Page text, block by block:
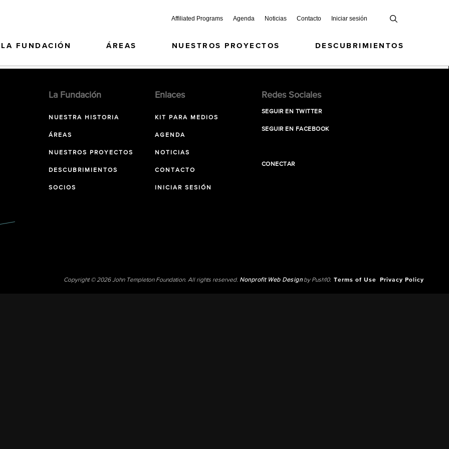
Affiliated Programs Agenda Noticias Contacto Iniciar sesión
LA FUNDACIÓN ÁREAS NUESTROS PROYECTOS DESCUBRIMIENTOS
La Fundación
NUESTRA HISTORIA
ÁREAS
NUESTROS PROYECTOS
DESCUBRIMIENTOS
SOCIOS
Enlaces
KIT PARA MEDIOS
AGENDA
NOTICIAS
CONTACTO
INICIAR SESIÓN
Redes Sociales
SEGUIR EN TWITTER
SEGUIR EN FACEBOOK
CONECTAR
Copyright © 2026 John Templeton Foundation. All rights reserved. Nonprofit Web Designby Push10. Terms of Use Privacy Policy